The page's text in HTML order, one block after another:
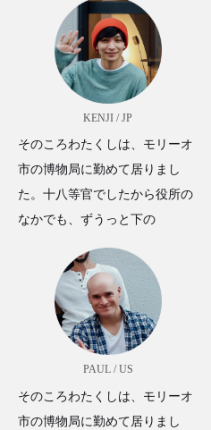
KENJI / JP
そのころわたくしは、モリーオ
市の博物局に勤めて居りまし
た。十八等官でしたから役所の
なかでも、ずうっと下の
PAUL / US
そのころわたくしは、モリーオ
市の博物局に勤めて居りまし